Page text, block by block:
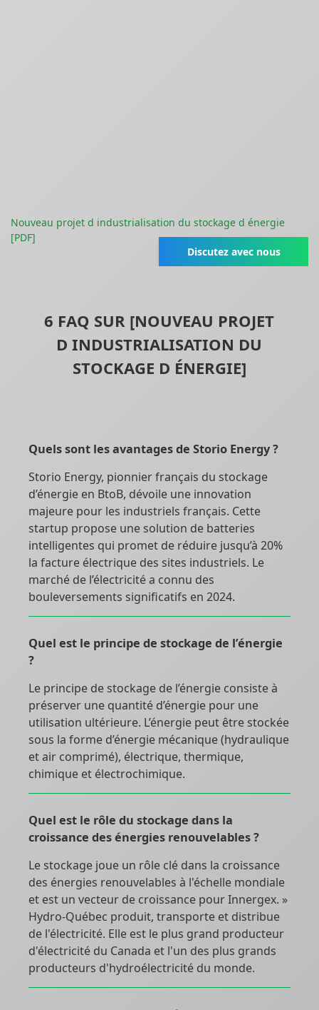
Nouveau projet d industrialisation du stockage d énergie
[PDF]
Discutez avec nous
6 FAQ SUR [NOUVEAU PROJET
D INDUSTRIALISATION DU
STOCKAGE D ÉNERGIE]
Quels sont les avantages de Storio Energy ?
Storio Energy, pionnier français du stockage
d’énergie en BtoB, dévoile une innovation
majeure pour les industriels français. Cette
startup propose une solution de batteries
intelligentes qui promet de réduire jusqu’à 20%
la facture électrique des sites industriels. Le
marché de l’électricité a connu des
bouleversements significatifs en 2024.
Quel est le principe de stockage de l’énergie
?
Le principe de stockage de l’énergie consiste à
préserver une quantité d’énergie pour une
utilisation ultérieure. L’énergie peut être stockée
sous la forme d’énergie mécanique (hydraulique
et air comprimé), électrique, thermique,
chimique et électrochimique.
Quel est le rôle du stockage dans la
croissance des énergies renouvelables ?
Le stockage joue un rôle clé dans la croissance
des énergies renouvelables à l'échelle mondiale
et est un vecteur de croissance pour Innergex. »
Hydro-Québec produit, transporte et distribue
de l'électricité. Elle est le plus grand producteur
d'électricité du Canada et l'un des plus grands
producteurs d'hydroélectricité du monde.